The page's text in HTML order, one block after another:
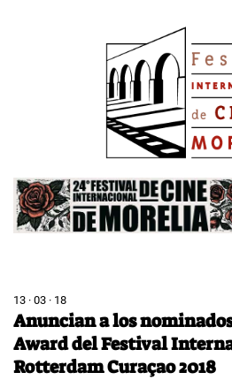
Image
13 · 03 · 18
Anuncian a los
Award del Festival
Rotterdam Curaçao 2018